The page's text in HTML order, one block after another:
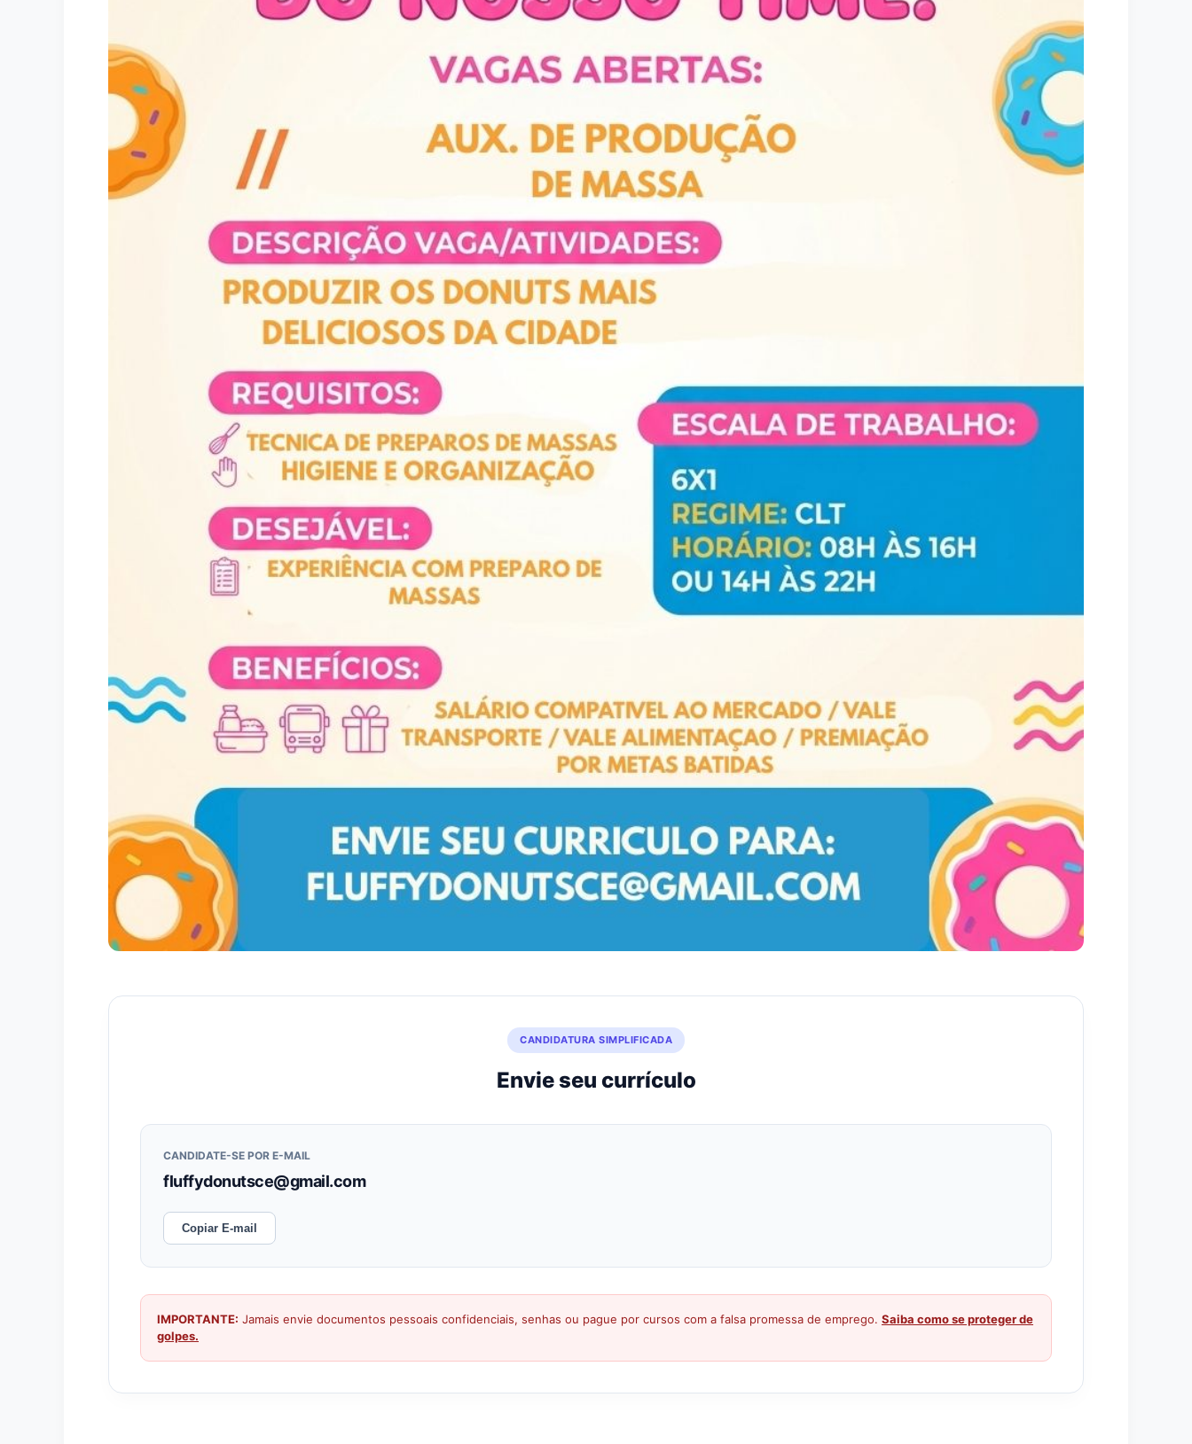
CANDIDATURA SIMPLIFICADA
Envie seu currículo
CANDIDATE-SE POR E-MAIL
fluffydonutsce@gmail.com
Copiar E-mail
IMPORTANTE: Jamais envie documentos pessoais confidenciais, senhas ou pague por cursos com a falsa promessa de emprego. Saiba como se proteger de
golpes.